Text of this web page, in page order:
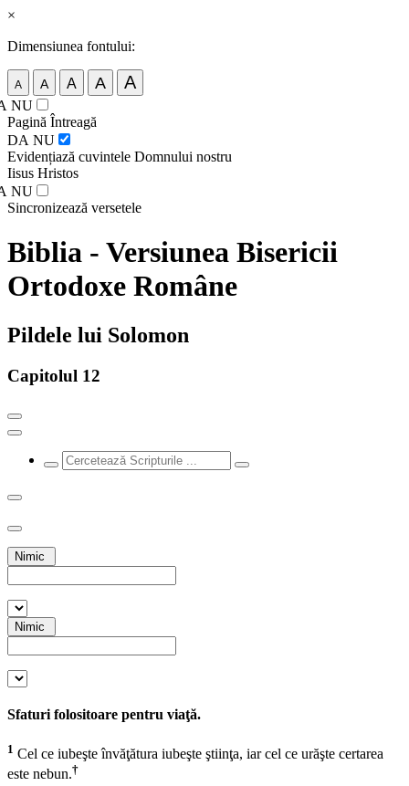
×
Dimensiunea fontului:
A A A A A
NU
Pagină Întreagă
DA NU
Evidențiază cuvintele Domnului nostru
Iisus Hristos
NU
Sincronizează versetele
Biblia - Versiunea Bisericii
Ortodoxe Române
Pildele lui Solomon
Capitolul 12
Nimic
Nimic
Sfaturi folositoare pentru viaţă.
1 Cel ce iubeşte învăţătura iubeşte ştiinţa, iar cel ce urăşte certarea
este nebun.†